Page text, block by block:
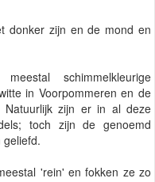
donker zijn en de mond en
schimmelkleurige
in Voorpommeren en de
Natuurlijk zijn er in al deze
toch zijn de genoemd
'rein' en fokken ze zo